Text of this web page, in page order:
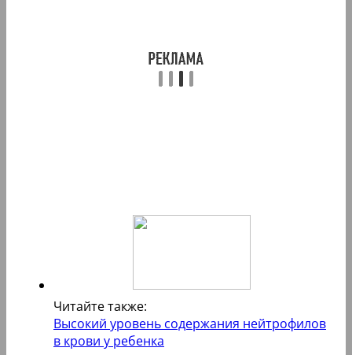
Читайте также:
Высокий уровень содержания нейтрофилов
в крови у ребенка